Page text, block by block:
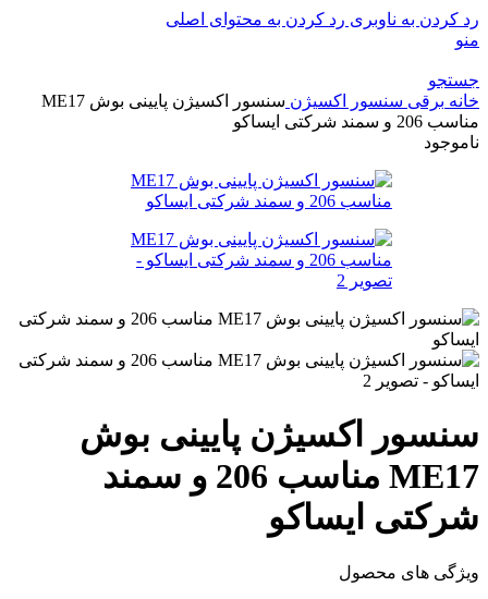
رد کردن به ناوبری رد کردن به محتوای اصلی
منو
جستجو
خانه برقی سنسور اکسیژن
سنسور اکسیژن پایینی بوش ME17
مناسب 206 و سمند شرکتی ایساکو
ناموجود
سنسور اکسیژن پایینی بوش
ME17 مناسب 206 و سمند
شرکتی ایساکو
ویژگی های محصول